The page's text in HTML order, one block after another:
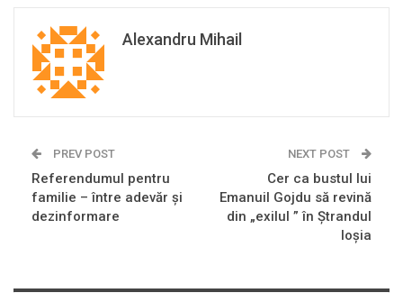
Alexandru Mihail
PREV POST
Referendumul pentru
familie – între adevăr și
dezinformare
NEXT POST
Cer ca bustul lui
Emanuil Gojdu să revină
din „exilul ” în Ştrandul
Ioşia